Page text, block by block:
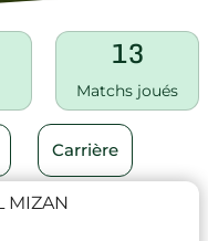
13
Matchs joués
Carrière
MIZAN